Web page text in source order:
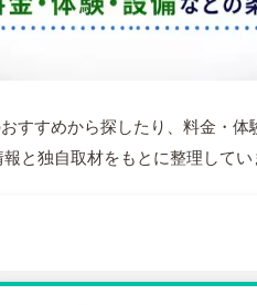
すすめから探したり、料金・
と独自取材をもとに整理してい